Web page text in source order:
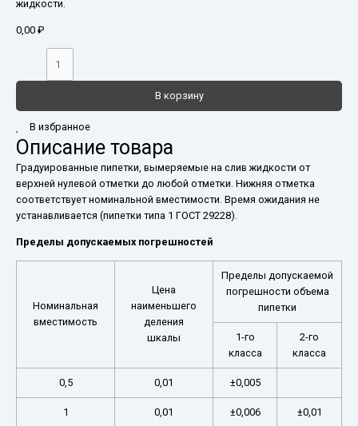
жидкости.
0,00 ₽
В корзину
В избранное
Описание товара
Градуированные пипетки, вымеряемые на слив жидкости от
верхней нулевой отметки до любой отметки. Нижняя отметка
соответствует номинальной вместимости. Время ожидания не
устанавливается (пипетки типа 1 ГОСТ 29228).
Пределы допускаемых погрешностей
Номинальная
вместимость
Цена
наименьшего
деления
шкалы
Пределы допускаемой
погрешности объема
пипетки
1-го
класса
2-го
класса
0,5 0,01 ±0,005
1 0,01 ±0,006 ±0,01